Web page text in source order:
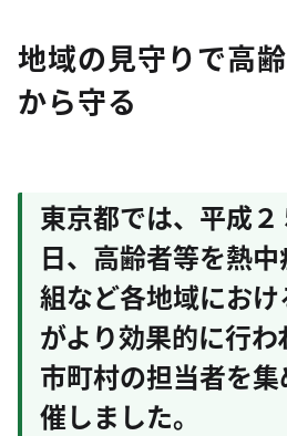
地域の見守りで高
から守る
東京都では、平成２
日、高齢者等を熱
組など各地域にお
がより効果的に行
市町村の担当者を
催しました。